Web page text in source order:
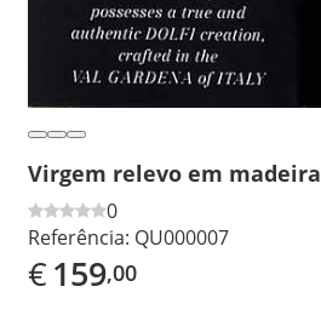
Virgem relevo em madeira
0
Referência: QU000007
€159,00